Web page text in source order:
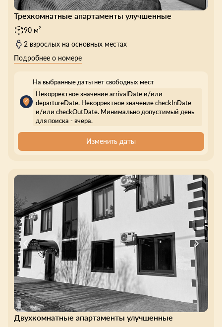
Трехкомнатные апартаменты улучшенные
90 м²
2 взрослых на основных местах
Подробнее о номере
На выбранные даты нет свободных мест
Некорректное значение arrivalDate и/или
departureDate. Некорректное значение checkInDate
и/или checkOutDate. Минимально допустимый день
для поиска - вчера.
Изменить даты
Двухкомнатные апартаменты улучшенные